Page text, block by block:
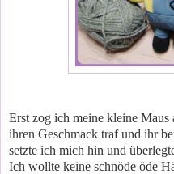
Erst zog ich meine kleine
ihren Geschmack traf und ihr
setzte ich mich hin und
Ich wollte keine schnöde öde